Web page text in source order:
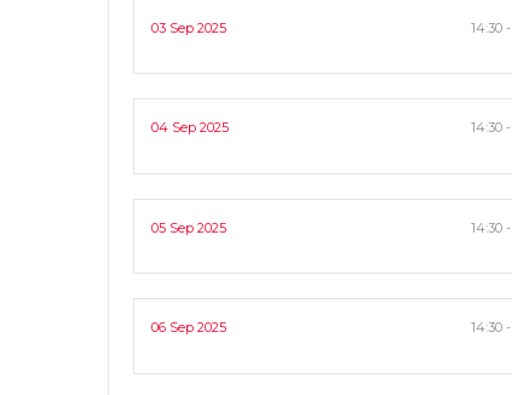
03 Sep 2025 14:30 -
04 Sep 2025 14:30 -
05 Sep 2025 14:30 -
06 Sep 2025 14:30 -